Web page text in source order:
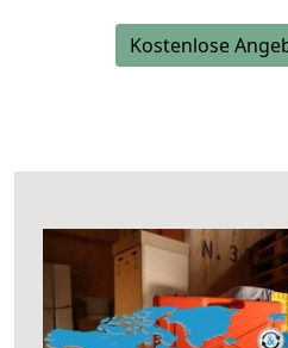
Kostenlose